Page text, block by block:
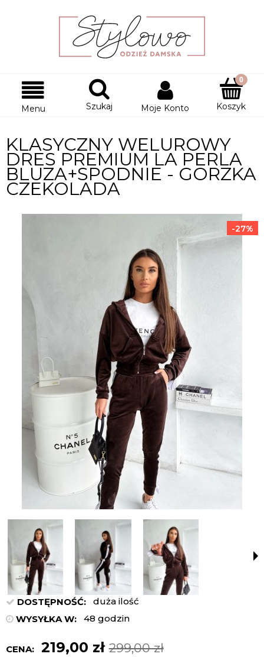
Menu Szukaj Moje Konto Koszyk
KLASYCZNY WELUROWY
DRES PREMIUM LA PERLA
BLUZA+SPODNIE - GORZKA
CZEKOLADA
-27%
DOSTĘPNOŚĆ:
duża ilość
WYSYŁKA W:
48 godzin
CENA: 219,00 zł 299,00 zł